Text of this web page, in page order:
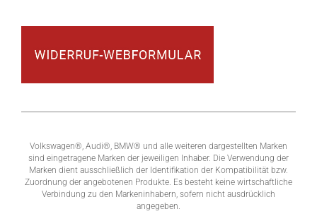
Volkswagen®, Audi®, BMW® und alle weiteren dargestellten Marken
sind eingetragene Marken der jeweiligen Inhaber. Die Verwendung der
Marken dient ausschließlich der Identifikation der Kompatibilität bzw.
Zuordnung der angebotenen Produkte. Es besteht keine wirtschaftliche
Verbindung zu den Markeninhabern, sofern nicht ausdrücklich
angegeben.